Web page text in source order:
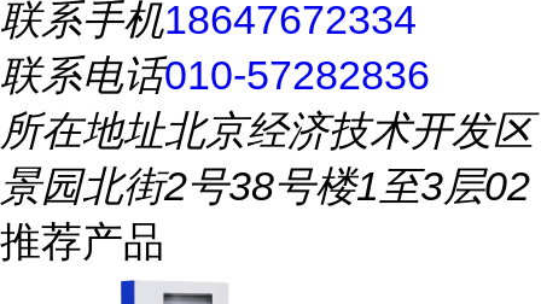
联系手机18647672334
联系电话010-57282836
所在地址北京经济技术开发区
景园北街2号38号楼1至3层02
推荐产品